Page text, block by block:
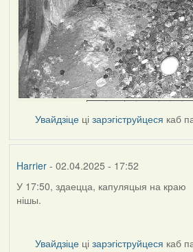
Увайдзіце цізарэгіструйцеся каб
Harrier- 02.04.2025 - 17:52
У 17:50, здаецца, капуляцыя на краю
нішы.
Увайдзіце цізарэгіструйцеся каб